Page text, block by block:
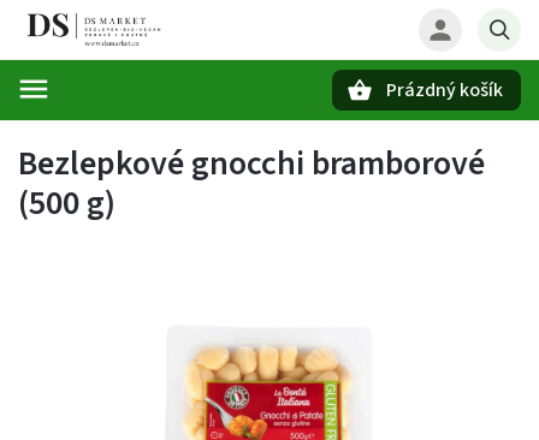
Prázdný košík
Bezlepkové gnocchi bramborové
(500 g)